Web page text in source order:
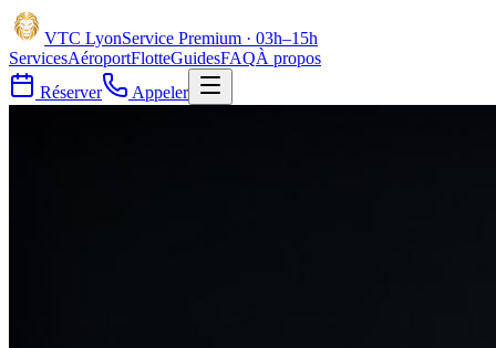
VTC LyonService Premium · 03h–15h
ServicesAéroportFlotteGuidesFAQÀ propos
Réserver
Appeler